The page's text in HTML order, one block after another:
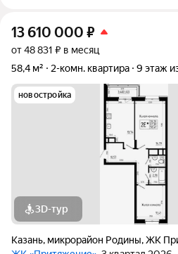
13 610 000 ₽
от 48 831 ₽ в месяц
58,4 м²
2-комн. квартира 9 этаж
новостройка
3D-тур
Казань, микрорайон Родины,ЖК